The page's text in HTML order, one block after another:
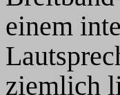
einem
ziemlich